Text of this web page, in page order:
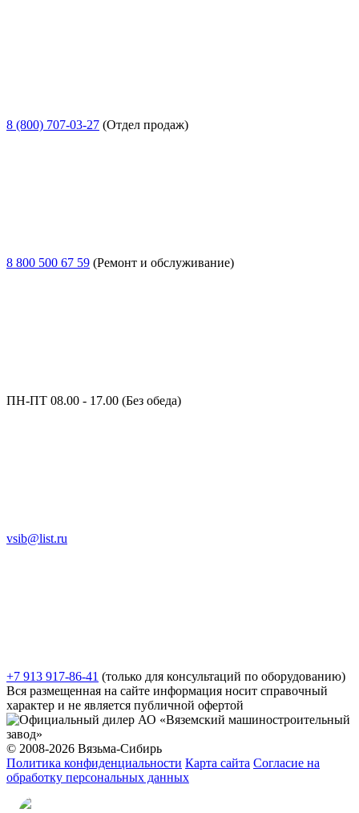
8 (800) 707-03-27 (Отдел продаж)
8 800 500 67 59 (Ремонт и обслуживание)
ПН-ПТ 08.00 - 17.00 (Без обеда)
vsib@list.ru
+7 913 917-86-41 (только для консультаций по оборудованию)
Вся размещенная на сайте информация носит справочный
характер и не является публичной офертой
© 2008-2026 Вязьма-Сибирь
Политика конфиденциальности Карта сайта Согласие на
обработку персональных данных